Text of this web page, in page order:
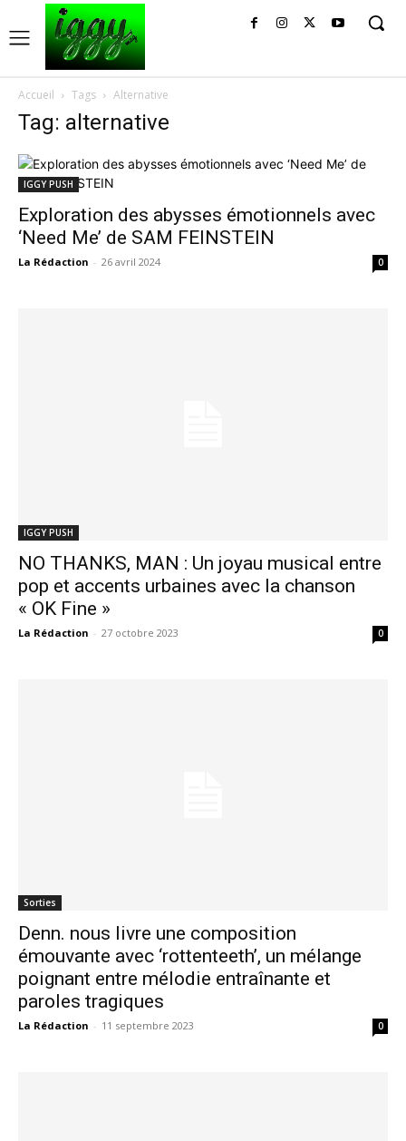
Accueil Tags Alternative
Tag: alternative
IGGY PUSH
Exploration des abysses émotionnels avec
‘Need Me’ de SAM FEINSTEIN
La Rédaction - 26 avril 2024 0
IGGY PUSH
NO THANKS, MAN : Un joyau musical entre
pop et accents urbaines avec la chanson
« OK Fine »
La Rédaction - 27 octobre 2023 0
Sorties
Denn. nous livre une composition
émouvante avec ‘rottenteeth’, un mélange
poignant entre mélodie entraînante et
paroles tragiques
La Rédaction - 11 septembre 2023 0